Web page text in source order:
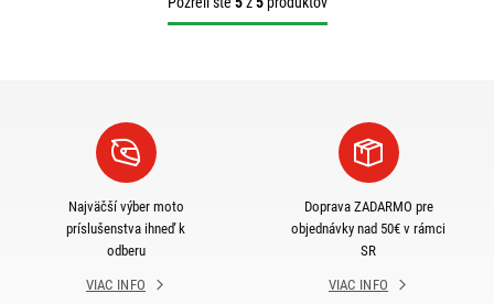
Najväčší výber moto
príslušenstva ihneď k
odberu
VIAC INFO
Doprava ZADARMO pre
objednávky nad 50€ v rámci
SR
VIAC INFO